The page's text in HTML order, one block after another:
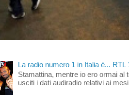
La radio numero 1 in Italia è... RTL
Stamattina, mentre io ero ormai al
usciti i dati audiradio relativi ai